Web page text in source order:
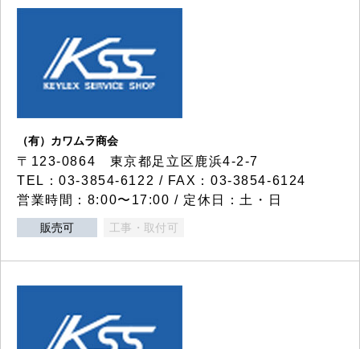
（有）カワムラ商会
〒123-0864 東京都足立区鹿浜4-2-7
TEL：03-3854-6122 / FAX：03-3854-6124
営業時間：8:00〜17:00 / 定休日：土・日
販売可 工事・取付可